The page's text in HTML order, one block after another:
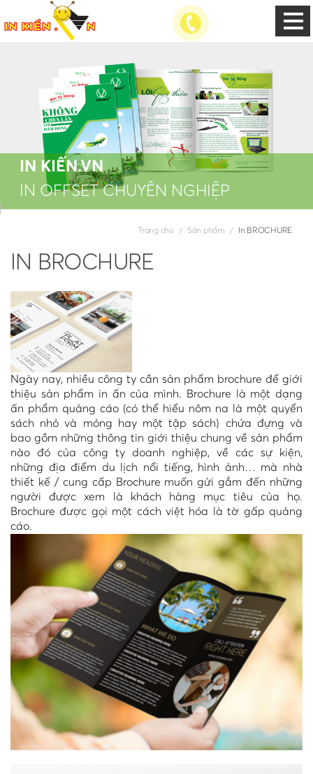
IN KIẾN.VN
IN OFFSET CHUYÊN NGHIỆP
Trang chủ Sản phẩm In BROCHURE
IN BROCHURE
Ngày nay, nhiều công ty cần sản phẩm brochure để giới
thiệu sản phẩm in ấn của mình. Brochure là một dạng
ấn phẩm quảng cáo (có thể hiểu nôm na là một quyển
sách nhỏ và mỏng hay một tập sách) chứa đựng và
bao gồm những thông tin giới thiệu chung về sản phẩm
nào đó của công ty doanh nghiệp, về các sự kiện,
những địa điểm du lịch nổi tiếng, hình ảnh… mà nhà
thiết kế / cung cấp Brochure muốn gửi gắm đến những
người được xem là khách hàng mục tiêu của họ.
Brochure được gọi một cách việt hóa là tờ gấp quảng
cáo.